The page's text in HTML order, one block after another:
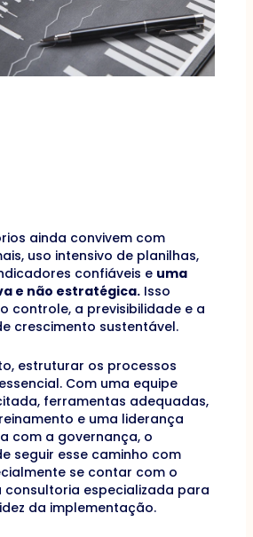
ainda convivem com
uso intensivo de planilhas,
confiáveis e uma
e não estratégica.Isso
controle, a previsibilidade e a
crescimento sustentável.
estruturar os processos
Com uma equipe
ferramentas adequadas,
e uma liderança
com a governança, o
seguir esse caminho com
se contar com o
consultoria especializada para
da implementação.